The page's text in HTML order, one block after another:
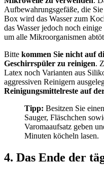
Aufbewahrungsgefäße, die
Box wird das Wasser zum
das Wasser jedoch noch
um alle Mikroorganismen
Bitte kommen Sie nicht auf
Geschirrspüler zu reinigen.
Latex noch Varianten aus
aggressiven Reinigern
Reinigungsmittelreste auf
Tipp: Besitzen Sie
Sauger, Fläschchen
Varomaaufsatz geben
Minuten köcheln lasen.
4. Das Ende der